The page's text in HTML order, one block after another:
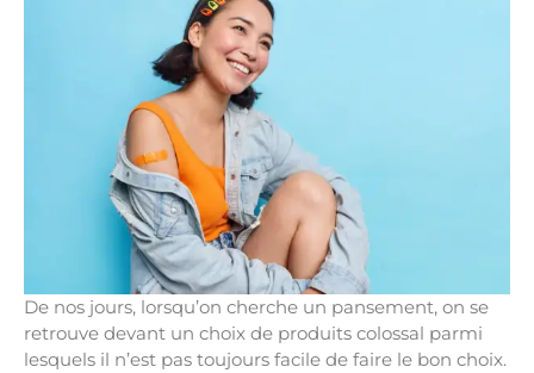
De nos jours, lorsqu’on cherche un pansement, on se
retrouve devant un choix de produits colossal parmi
lesquels il n’est pas toujours facile de faire le bon choix.